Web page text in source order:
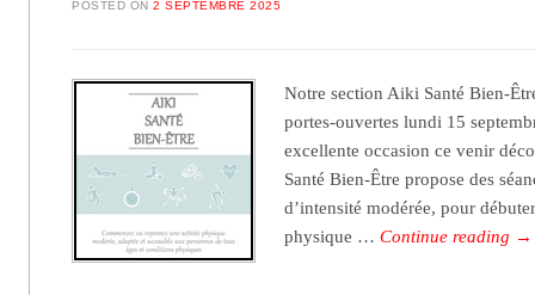
POSTED ON2 SEPTEMBRE 2025
Notre section Aiki Santé Bien-
portes-ouvertes lundi 15
excellente occasion ce venir
Santé Bien-Être propose des
d’intensité modérée, pour
physique …Continue reading →